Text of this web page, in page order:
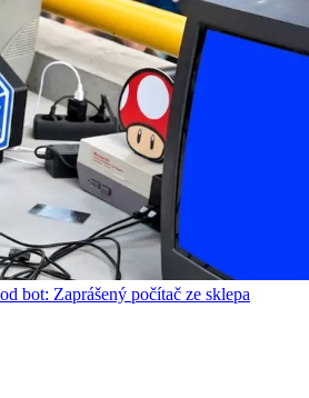
bot: Zaprášený počítač ze sklepa